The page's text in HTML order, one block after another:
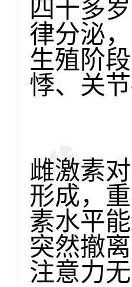
四十多
律分泌
生殖阶
悸、关
雌激素
形成，
素水平
突然撤
注意力无